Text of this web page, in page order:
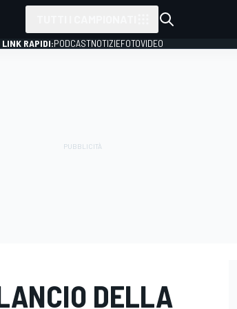
LINK RAPIDI:PODCASTNOTIZIEFOTOVIDEO
DELLA